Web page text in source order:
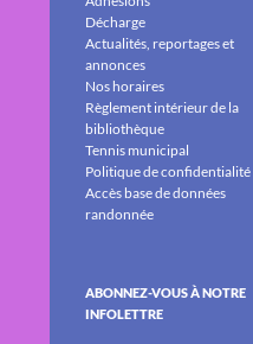
Décharge
Actualités, reportages et
annonces
Nos horaires
Règlement intérieur de la
bibliothèque
Tennis municipal
Politique de confidentialité
Accès base de données
randonnée
ABONNEZ-VOUS À NOTRE
INFOLETTRE